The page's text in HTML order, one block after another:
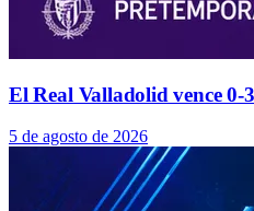
El Real Valladolid vence 0-
5 de agosto de 2026